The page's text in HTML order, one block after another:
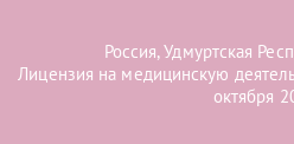
Россия, Удмуртская
Лицензия на медицинскую
октября